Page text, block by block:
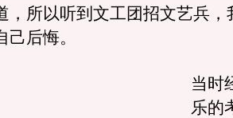
，所以听到文工团招文艺兵，
后悔。
当时
乐的